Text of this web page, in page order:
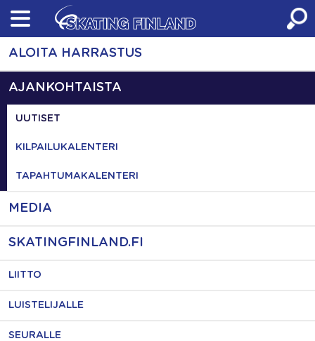
Skip
content
ALOITA HARRASTUS
AJANKOHTAISTA
UUTISET
KILPAILUKALENTERI
TAPAHTUMAKALENTERI
MEDIA
SKATINGFINLAND.FI
LIITTO
LUISTELIJALLE
SEURALLE